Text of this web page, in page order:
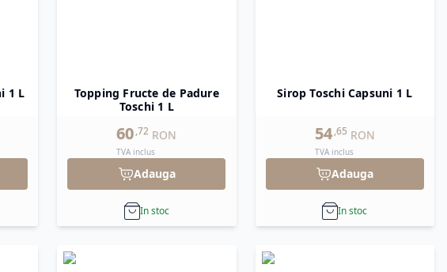
1 L
Topping Fructe de Padure
Toschi 1 L
60,72 RON
TVA inclus
Adauga
In stoc
Sirop Toschi Capsuni 1 L
54,65 RON
TVA inclus
Adauga
In stoc